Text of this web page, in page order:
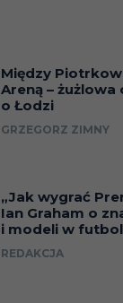
Między
Areną – żużlowa
o Łodzi
GRZEGORZ ZIMNY
„Jak wygrać
Ian Graham o
i modeli w
REDAKCJA